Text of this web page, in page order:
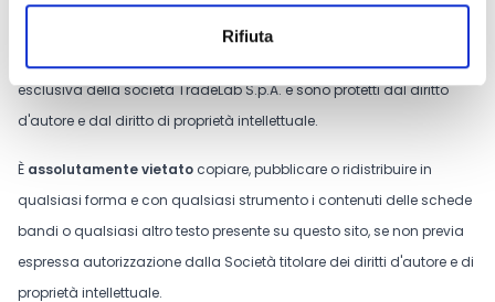
Rifiuta
esclusiva della società TradeLab S.p.A. e sono protetti dal diritto
d'autore e dal diritto di proprietà intellettuale.
È assolutamente vietato copiare, pubblicare o ridistribuire in
qualsiasi forma e con qualsiasi strumento i contenuti delle schede
bandi o qualsiasi altro testo presente su questo sito, se non previa
espressa autorizzazione dalla Società titolare dei diritti d'autore e di
proprietà intellettuale.